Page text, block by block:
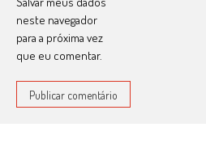
neste navegador
para a próxima vez
que eu comentar.